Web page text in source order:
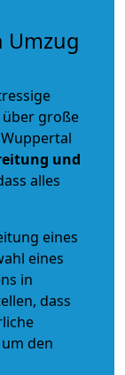
Umzug
über große
und
alles
eines
eines
in
dass
den